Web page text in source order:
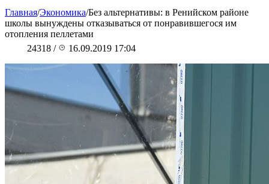
Главная/Экономика/Без альтернативы: в Ренийском районе
школы вынуждены отказываться от понравившегося им
отопления пеллетами
24318 / 16.09.2019 17:04